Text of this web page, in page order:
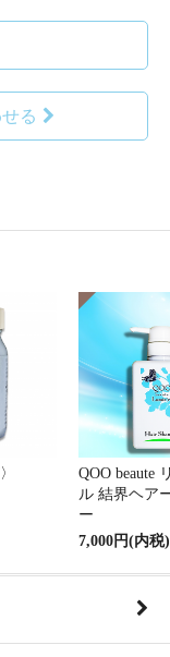
る
QOO beaute
ル 結界ヘア
ー
7,000円(内税)